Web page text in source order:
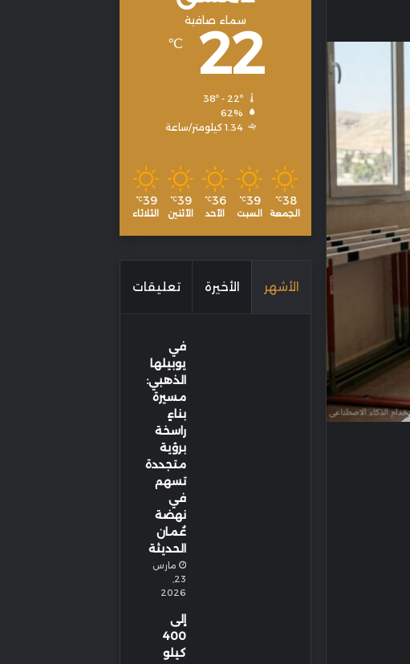
سماء صافية
22
℃
62%
1.34 كيلومتر/ساعة
38
℃
الجمعة
39
℃
السبت
36
℃
الأحد
39
℃
الأثنين
39
℃
الثلاثاء
الأشهر الأخيرة تعليقات
في
يوبيلها
الذهبي:
مسيرة
بناءٍ
راسخة
برؤية
متجددة
تسهم
في
نهضة
عُمان
الحديثة
مارس
23,
2026
إلى
400
كيلو